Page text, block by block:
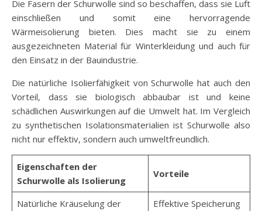
Die Fasern der Schurwolle sind so beschaffen, dass sie Luft
einschließen und somit eine hervorragende
Wärmeisolierung bieten. Dies macht sie zu einem
ausgezeichneten Material für Winterkleidung und auch für
den Einsatz in der Bauindustrie.
Die natürliche Isolierfähigkeit von Schurwolle hat auch den
Vorteil, dass sie biologisch abbaubar ist und keine
schädlichen Auswirkungen auf die Umwelt hat. Im Vergleich
zu synthetischen Isolationsmaterialien ist Schurwolle also
nicht nur effektiv, sondern auch umweltfreundlich.
Eigenschaften der
Schurwolle als Isolierung
Vorteile
Natürliche Kräuselung der
Effektive Speicherung